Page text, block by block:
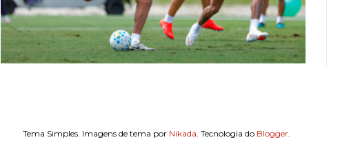
Tema Simples. Imagens de tema por Nikada . Tecnologia do Blogger